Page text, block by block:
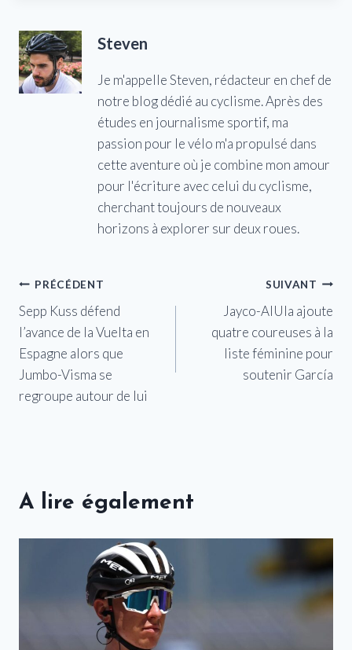
Steven
Je m'appelle Steven, rédacteur en chef de
notre blog dédié au cyclisme. Après des
études en journalisme sportif, ma
passion pour le vélo m'a propulsé dans
cette aventure où je combine mon amour
pour l'écriture avec celui du cyclisme,
cherchant toujours de nouveaux
horizons à explorer sur deux roues.
Navigation
de
l’article
PRÉCÉDENT
Sepp Kuss défend
l’avance de la Vuelta en
Espagne alors que
Jumbo-Visma se
regroupe autour de lui
SUIVANT
Jayco-AlUla ajoute
quatre coureuses à la
liste féminine pour
soutenir García
A lire également